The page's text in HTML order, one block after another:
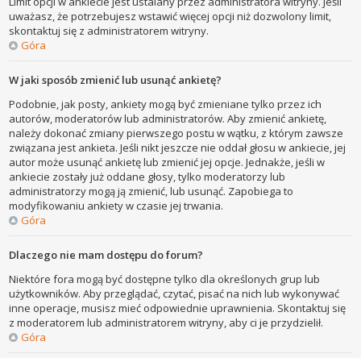
uważasz, że potrzebujesz wstawić więcej opcji niż dozwolony limit,
skontaktuj się z administratorem witryny.
Góra
W jaki sposób zmienić lub usunąć ankietę?
Podobnie, jak posty, ankiety mogą być zmieniane tylko przez ich
autorów, moderatorów lub administratorów. Aby zmienić ankietę,
należy dokonać zmiany pierwszego postu w wątku, z którym zawsze
związana jest ankieta. Jeśli nikt jeszcze nie oddał głosu w ankiecie, jej
autor może usunąć ankietę lub zmienić jej opcje. Jednakże, jeśli w
ankiecie zostały już oddane głosy, tylko moderatorzy lub
administratorzy mogą ją zmienić, lub usunąć. Zapobiega to
modyfikowaniu ankiety w czasie jej trwania.
Góra
Dlaczego nie mam dostępu do forum?
Niektóre fora mogą być dostępne tylko dla określonych grup lub
użytkowników. Aby przeglądać, czytać, pisać na nich lub wykonywać
inne operacje, musisz mieć odpowiednie uprawnienia. Skontaktuj się
z moderatorem lub administratorem witryny, aby ci je przydzielił.
Góra